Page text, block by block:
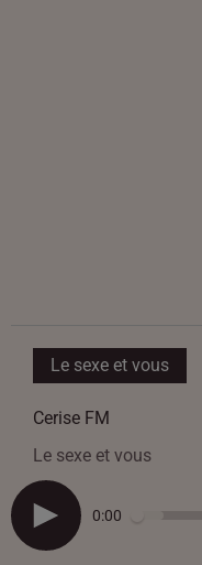
Le sexe et vous
Cerise FM
Le sexe et vous
0:00